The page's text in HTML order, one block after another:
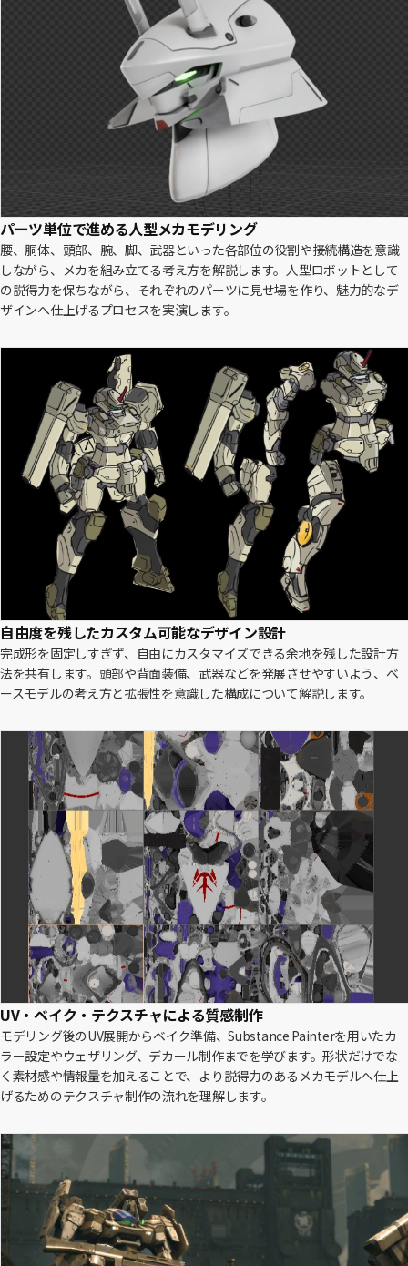
パーツ単位で進める人型メカモデリング
腰、胴体、頭部、腕、脚、武器といった各部位の役割や接続構造を意識
しながら、メカを組み立てる考え方を解説します。人型ロボットとして
の説得力を保ちながら、それぞれのパーツに見せ場を作り、魅力的なデ
ザインへ仕上げるプロセスを実演します。
自由度を残したカスタム可能なデザイン設計
完成形を固定しすぎず、自由にカスタマイズできる余地を残した設計方
法を共有します。頭部や背面装備、武器などを発展させやすいよう、ベ
ースモデルの考え方と拡張性を意識した構成について解説します。
UV・ベイク・テクスチャによる質感制作
モデリング後のUV展開からベイク準備、Substance Painterを用いたカ
ラー設定やウェザリング、デカール制作までを学びます。形状だけでな
く素材感や情報量を加えることで、より説得力のあるメカモデルへ仕上
げるためのテクスチャ制作の流れを理解します。